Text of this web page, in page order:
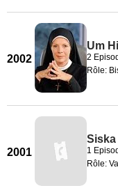
2002
Um
2
Rôle:
2001
Siska
1
Rôle: